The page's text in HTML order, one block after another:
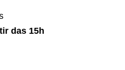
das 15h